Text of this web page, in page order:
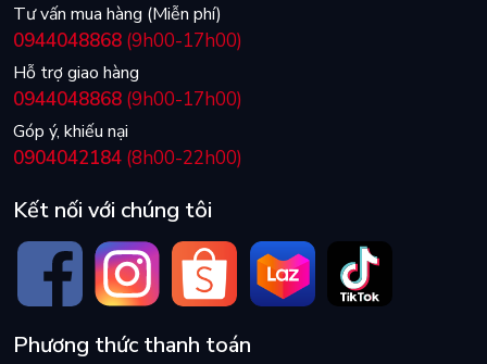
Tư vấn mua hàng (Miễn phí)
0944048868 (9h00-17h00)
Hỗ trợ giao hàng
0944048868 (9h00-17h00)
Góp ý, khiếu nại
0904042184 (8h00-22h00)
Kết nối với chúng tôi
Phương thức thanh toán